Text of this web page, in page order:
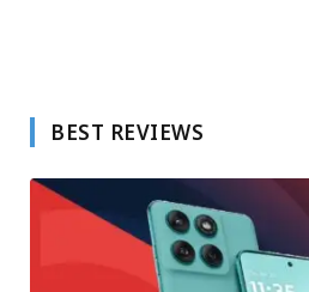
BEST REVIEWS